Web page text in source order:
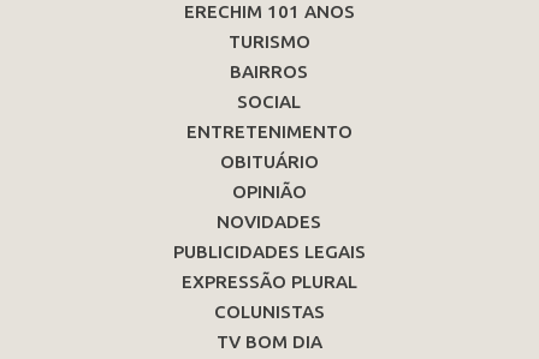
ERECHIM 101 ANOS
TURISMO
BAIRROS
SOCIAL
ENTRETENIMENTO
OBITUÁRIO
OPINIÃO
NOVIDADES
PUBLICIDADES LEGAIS
EXPRESSÃO PLURAL
COLUNISTAS
TV BOM DIA